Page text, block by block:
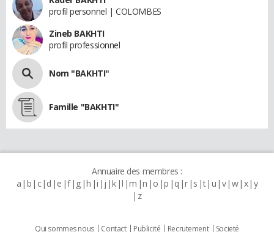
profil personnel | COLOMBES
Zineb BAKHTI
profil professionnel
Nom "BAKHTI"
Famille "BAKHTI"
Annuaire des membres :
a b c d e f g h i j k l m n o p q r s t u v w x y
z
Qui sommes nous Contact Publicité Recrutement Societé